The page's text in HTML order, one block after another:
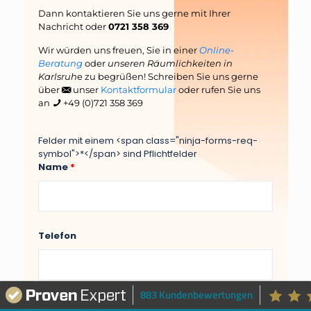
Dann kontaktieren Sie uns gerne mit Ihrer
Nachricht oder0721 358 369
Wir würden uns freuen, Sie in einerOnline-
Beratungoder unseren Räumlichkeiten in
Karlsruhe zu begrüßen! Schreiben Sie uns gerne
über
unser Kontaktformularoder rufen Sie uns
an
+49 (0)721 358 369
Felder mit einem <span class="ninja-forms-req-
symbol">*</span> sind Pflichtfelder
Name *
Telefon
E-Mail
883 Kundenbewertungen